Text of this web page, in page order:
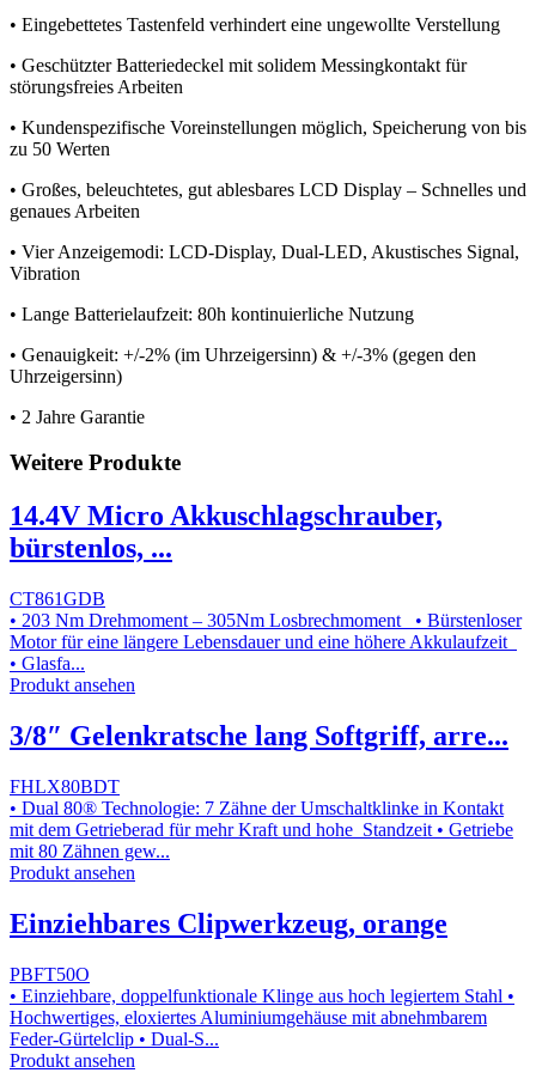
• Eingebettetes Tastenfeld verhindert eine ungewollte Verstellung
• Geschützter Batteriedeckel mit solidem Messingkontakt für
störungsfreies Arbeiten
• Kundenspezifische Voreinstellungen möglich, Speicherung von bis
zu 50 Werten
• Großes, beleuchtetes, gut ablesbares LCD Display – Schnelles und
genaues Arbeiten
• Vier Anzeigemodi: LCD-Display, Dual-LED, Akustisches Signal,
Vibration
• Lange Batterielaufzeit: 80h kontinuierliche Nutzung
• Genauigkeit: +/-2% (im Uhrzeigersinn) & +/-3% (gegen den
Uhrzeigersinn)
• 2 Jahre Garantie
Weitere Produkte
14.4V Micro Akkuschlagschrauber,
bürstenlos, ...
CT861GDB
• 203 Nm Drehmoment – 305Nm Losbrechmoment • Bürstenloser
Motor für eine längere Lebensdauer und eine höhere Akkulaufzeit
• Glasfa...
Produkt ansehen
3/8″ Gelenkratsche lang Softgriff, arre...
FHLX80BDT
• Dual 80® Technologie: 7 Zähne der Umschaltklinke in Kontakt
mit dem Getrieberad für mehr Kraft und hohe Standzeit • Getriebe
mit 80 Zähnen gew...
Produkt ansehen
Einziehbares Clipwerkzeug, orange
PBFT50O
• Einziehbare, doppelfunktionale Klinge aus hoch legiertem Stahl •
Hochwertiges, eloxiertes Aluminiumgehäuse mit abnehmbarem
Feder-Gürtelclip • Dual-S...
Produkt ansehen